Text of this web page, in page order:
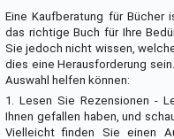
Eine Kaufberatung für
das richtige Buch für Ihre
Sie jedoch nicht wissen,
dies eine Herausforderung
Auswahl helfen können:
1. Lesen Sie Rezensionen -
Ihnen gefallen haben, und
Vielleicht finden Sie einen